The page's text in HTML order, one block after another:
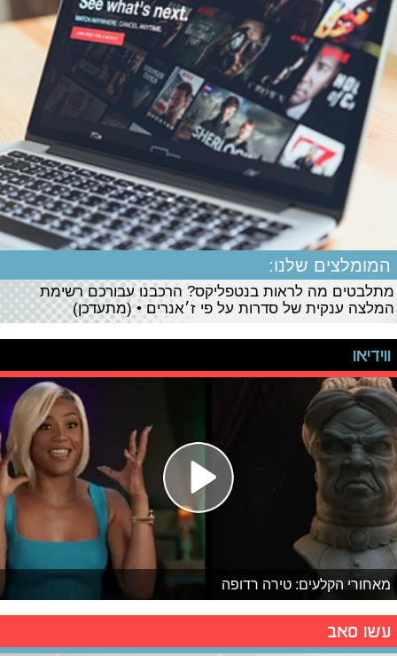
המומלצים שלנו:
מתלבטים מה לראות בנטפליקס? הרכבנו עבורכם רשימת
המלצה ענקית של סדרות על פי ז׳אנרים • (מתעדכן)
ווידיאו
מאחורי הקלעים: טירה רדופה
עשו סאב